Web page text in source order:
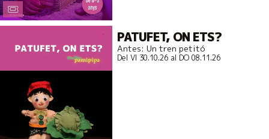
PATUFET, ON ETS?
Antes: Un tren petitó
Del VI 30.10.26al DO 08.11.26